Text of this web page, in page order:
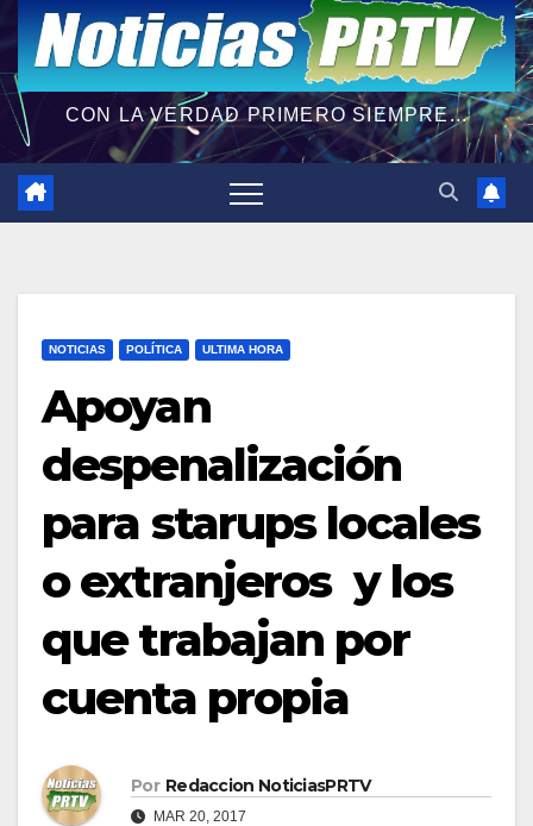
CON LA VERDAD PRIMERO SIEMPRE...
NOTICIAS POLÍTICA ULTIMA HORA
Apoyan
despenalización
para starups locales
o extranjeros y los
que trabajan por
cuenta propia
Por Redaccion NoticiasPRTV
MAR 20, 2017